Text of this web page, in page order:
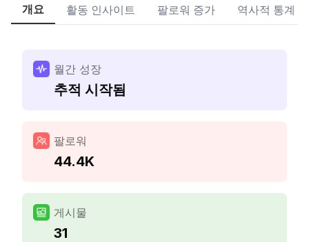
개요 활동 인사이트 팔로워 증가 역사적 통계
월간 성장
추적 시작됨
팔로워
44.4K
게시물
31